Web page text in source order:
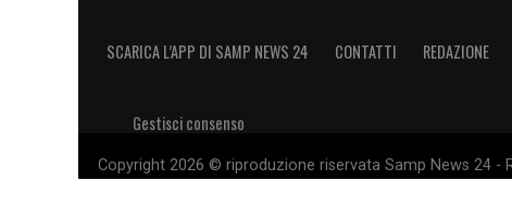
SCARICA L’APP DI SAMP NEWS 24 CONTATTI REDAZIONE
Gestisci consenso
Copyright 2026 © riproduzione riservata Samp News 24 -